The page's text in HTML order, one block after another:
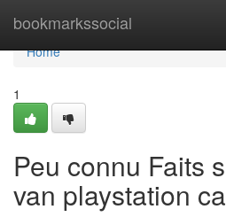
bookmarkssocial
Home
Home
1
Peu connu Faits
van playstation